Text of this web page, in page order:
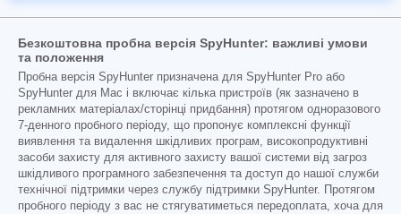
Безкоштовна пробна версія SpyHunter: важливі умови
та положення
Пробна версія SpyHunter призначена для SpyHunter Pro або
SpyHunter для Mac і включає кілька пристроїв (як зазначено в
рекламних матеріалах/сторінці придбання) протягом одноразового
7-денного пробного періоду, що пропонує комплексні функції
виявлення та видалення шкідливих програм, високопродуктивні
засоби захисту для активного захисту вашої системи від загроз
шкідливого програмного забезпечення та доступ до нашої служби
технічної підтримки через службу підтримки SpyHunter. Протягом
пробного періоду з вас не стягуватиметься передоплата, хоча для